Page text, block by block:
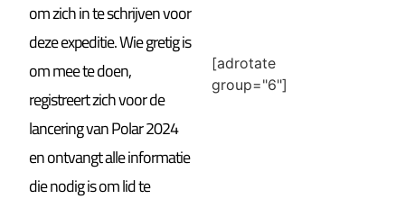
om zich in te schrijven voor
deze expeditie. Wie gretig is
om mee te doen,
registreert zich voor de
lancering van Polar 2024
en ontvangt alle informatie
die nodig is om lid te
[adrotate
group="6"]